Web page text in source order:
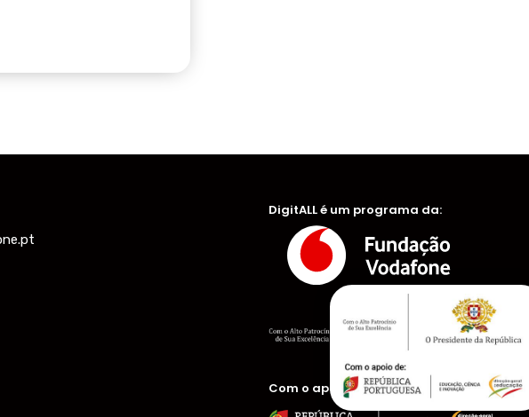
DigitALL é um programa da:
Com o apoio de: